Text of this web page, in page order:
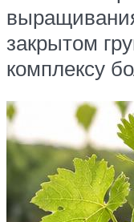
закрытом
комплексу